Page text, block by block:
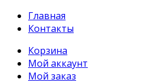
Главная
Контакты
Корзина
Мой аккаунт
Мой заказ